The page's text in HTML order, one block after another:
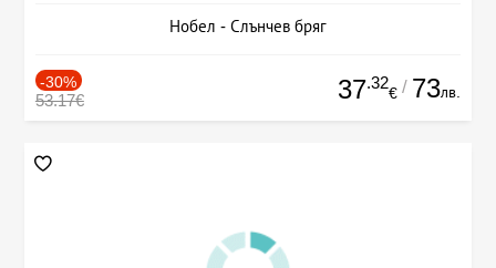
Нобел - Слънчев бряг
-30%
53.17€ 37.32
€ / 73лв.